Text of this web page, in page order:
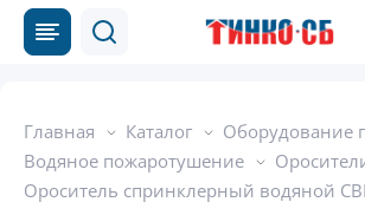
Главная Каталог
Оборудование
Водяное пожаротушение
Ороситель спринклерный водяной